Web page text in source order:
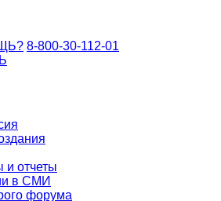
8-800-30-112-01
и отчеты
в СМИ
форума